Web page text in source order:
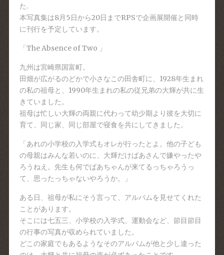
た.
本写真集は8月5日から20日までRPSで企画展開催と同時
に刊行を予定しています。
「The Absence of Two 」
九州は宮崎県国富町。
田畑が広がるのどかで小さなこの田舎町に、1928年生まれ
の私の祖母と、1990年生まれの私の従兄弟の大輝が共に生
きていました。
祖母は忙しい大輝の両親に代わって幼少期より彼を大切に
育て、同じ家、同じ部屋で寝食を共にしてきました。
「あれの小学校の入学式もオレが行ったとよ。他の子ども
の母親はみんな若いのに、大輝だけばあさんで嫌やったや
ろうねえ。先生も何でばあちゃんが来てるっちゃろうっ
て、思ったっちゃないやろうか。」
ある日、祖母が私にそう言って、アルバムを見せてくれた
ことがあります。
そこには七五三、小学校の入学式、運動会など、節目節目
の行事の写真が収められていました。
どこの家庭でもあるようなそのアルバムが他と少し違った